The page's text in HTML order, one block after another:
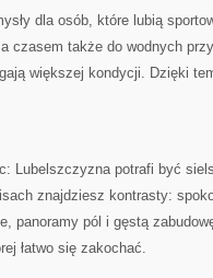
dla osób, które lubią
czasem także do wodnych
większej kondycji. Dzięki
Lubelszczyzna potrafi być
znajdziesz kontrasty:
panoramy pól i gęstą
łatwo się zakochać.